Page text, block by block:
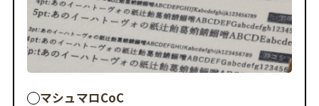
マシュマロCoC